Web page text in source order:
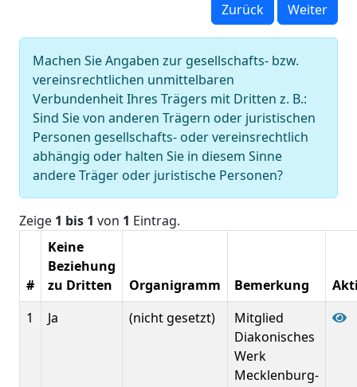
Zurück Weiter
Machen Sie Angaben zur gesellschafts- bzw.
vereinsrechtlichen unmittelbaren
Verbundenheit Ihres Trägers mit Dritten z. B.:
Sind Sie von anderen Trägern oder juristischen
Personen gesellschafts- oder vereinsrechtlich
abhängig oder halten Sie in diesem Sinne
andere Träger oder juristische Personen?
Zeige 1 bis 1 von 1 Eintrag.
#
Keine
Beziehung
zu Dritten
Organigramm Bemerkung
1
Ja (nicht gesetzt)
Mitglied
Diakonisches
Werk
Mecklenburg-